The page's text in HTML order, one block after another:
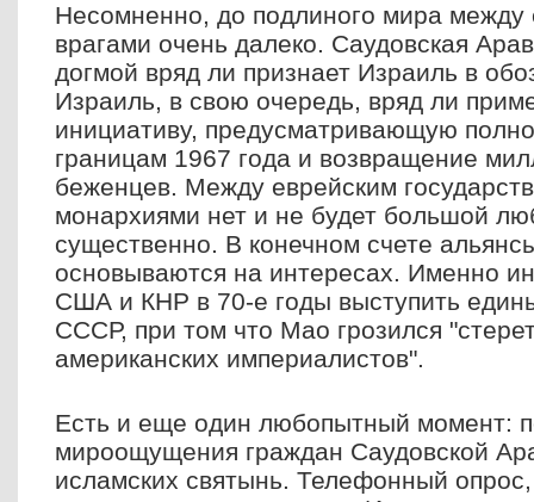
Несомненно, до подлиного мира
врагами очень далеко. Саудовская
догмой вряд ли признает Израиль в
Израиль, в свою очередь, вряд ли
инициативу, предусматривающую
границам 1967 года и возвращение
беженцев. Между еврейским
монархиями нет и не будет большой
существенно. В конечном счете
основываются на интересах. Именно
США и КНР в 70-е годы выступить
СССР, при том что Мао грозился
американских империалистов".
Есть и еще один любопытный момент:
мироощущения граждан Саудовской
исламских святынь. Телефонный